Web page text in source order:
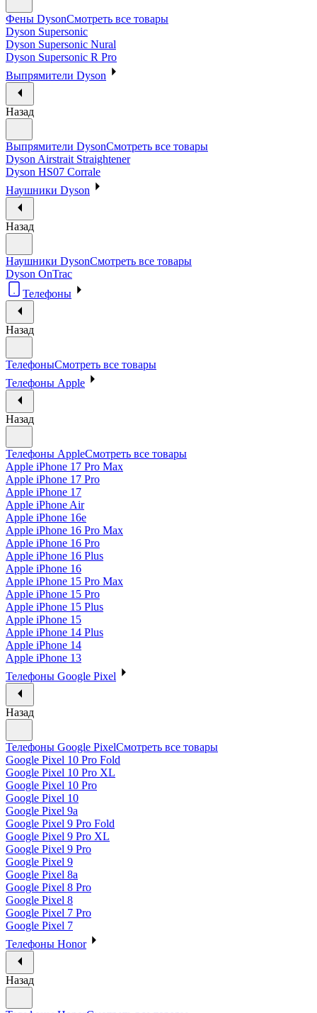
Фены DysonСмотреть все товары
Dyson Supersonic
Dyson Supersonic Nural
Dyson Supersonic R Pro
Выпрямители Dyson
Назад
Выпрямители DysonСмотреть все товары
Dyson Airstrait Straightener
Dyson HS07 Corrale
Наушники Dyson
Назад
Наушники DysonСмотреть все товары
Dyson OnTrac
Телефоны
Назад
ТелефоныСмотреть все товары
Телефоны Apple
Назад
Телефоны AppleСмотреть все товары
Apple iPhone 17 Pro Max
Apple iPhone 17 Pro
Apple iPhone 17
Apple iPhone Air
Apple iPhone 16e
Apple iPhone 16 Pro Max
Apple iPhone 16 Pro
Apple iPhone 16 Plus
Apple iPhone 16
Apple iPhone 15 Pro Max
Apple iPhone 15 Pro
Apple iPhone 15 Plus
Apple iPhone 15
Apple iPhone 14 Plus
Apple iPhone 14
Apple iPhone 13
Телефоны Google Pixel
Назад
Телефоны Google PixelСмотреть все товары
Google Pixel 10 Pro Fold
Google Pixel 10 Pro XL
Google Pixel 10 Pro
Google Pixel 10
Google Pixel 9a
Google Pixel 9 Pro Fold
Google Pixel 9 Pro XL
Google Pixel 9 Pro
Google Pixel 9
Google Pixel 8a
Google Pixel 8 Pro
Google Pixel 8
Google Pixel 7 Pro
Google Pixel 7
Телефоны Honor
Назад